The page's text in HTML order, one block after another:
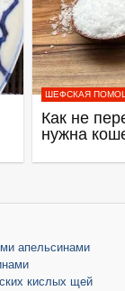
ШЕФСКАЯ
Как не
нужна
апельсинами
кислых щей